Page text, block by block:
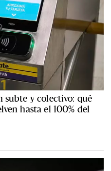
subte y colectivo: qué
hasta el 100% del